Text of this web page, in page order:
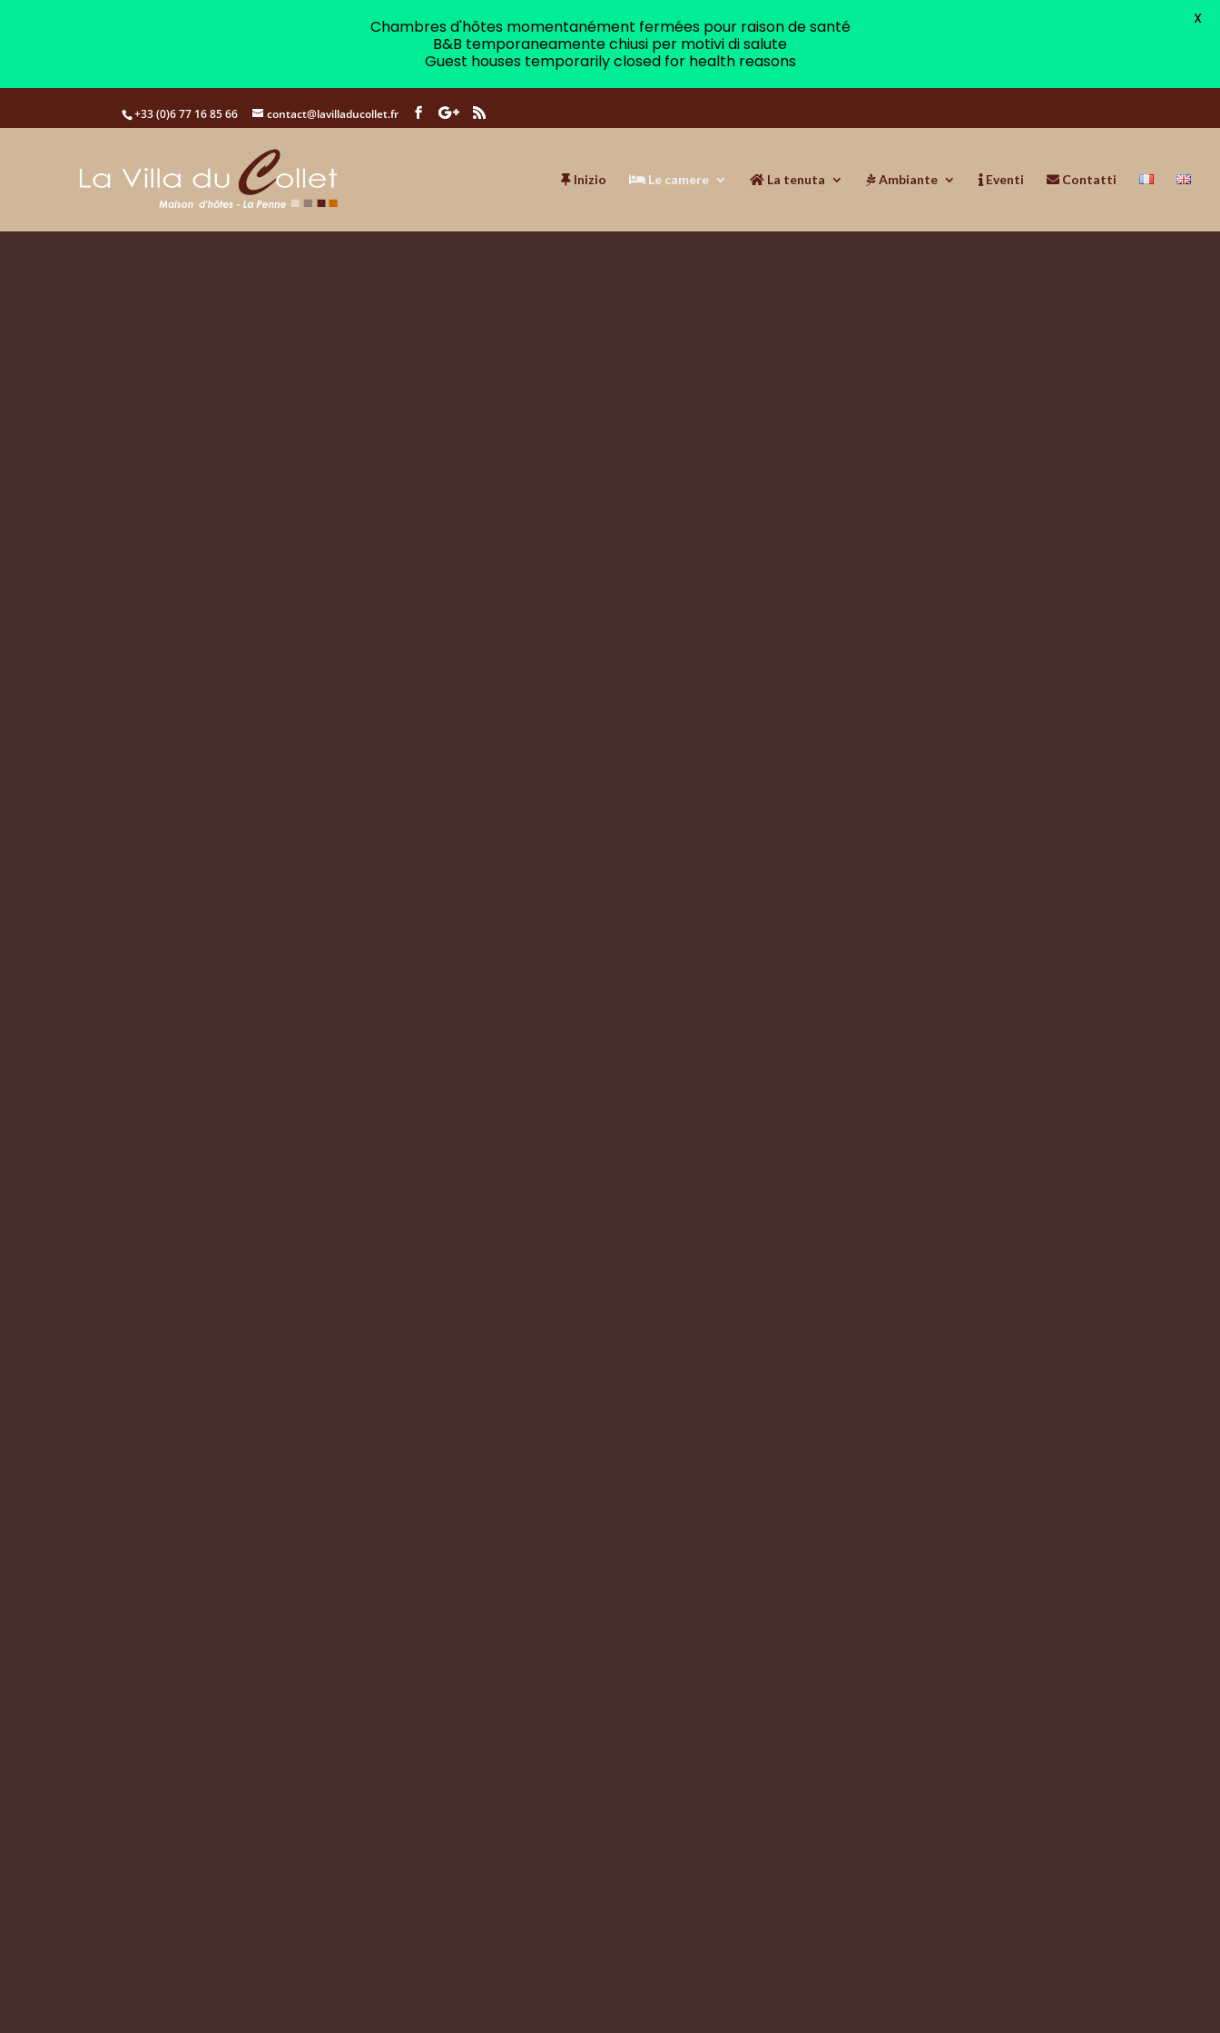
+33 (0)6 77 16 85 66 contact@lavilladucollet.fr
Inizio Le camere La tenuta Ambiante Eventi Contatti
Chambres d'hôtes momentanément fermées pour raison de santé
B&B temporaneamente chiusi per motivi di salute
Guest houses temporarily closed for health reasons
X